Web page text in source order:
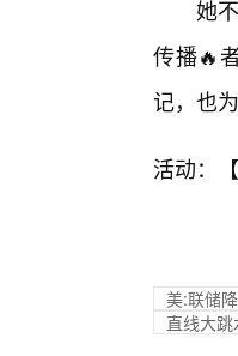
她
传播🔥
记，也
活动：【
美:联储
直线大跳